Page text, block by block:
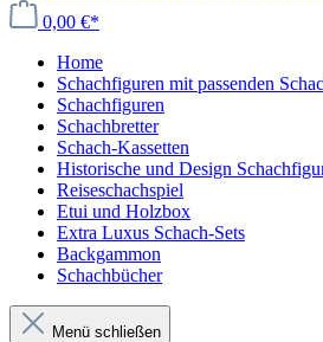
0,00 €*
Home
Schachfiguren mit passenden
Schachfiguren
Schachbretter
Schach-Kassetten
Historische und Design
Reiseschachspiel
Etui und Holzbox
Extra Luxus Schach-Sets
Backgammon
Schachbücher
Menü schließen